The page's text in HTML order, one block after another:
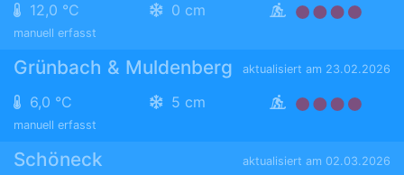
12,0 °C
manuell erfasst
0 cm
Grünbach & Muldenberg aktualisiert am 23.02.2026
6,0 °C
manuell erfasst
5 cm
Schöneck aktualisiert am 02.03.2026